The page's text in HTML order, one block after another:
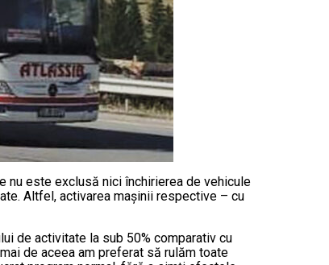
nu este exclusă nici închirierea de vehicule
Altfel, activarea mașinii respective – cu
de activitate la sub 50% comparativ cu
de aceea am preferat să rulăm toate